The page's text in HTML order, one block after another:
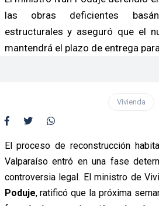
las obras deficientes
estructurales y aseguró que el
mantendrá el plazo de entrega
Vivienda
El proceso de reconstrucción
Valparaíso entró en una fase
controversia legal. El ministro de
Poduje, ratificó que la próxima